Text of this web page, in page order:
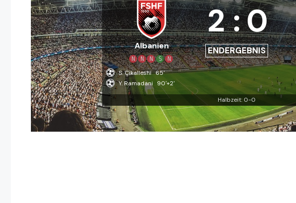
Albanien
N N N S N
2:0
ENDERGEBNIS
S. Çikalleshi 65'
Y. Ramadani
90'+2'
Halbzeit: 0-0